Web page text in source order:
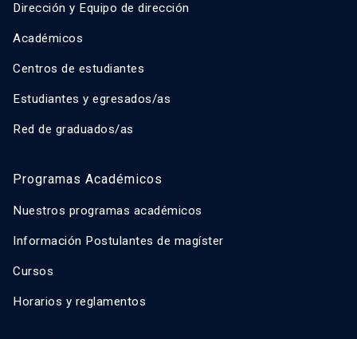
Dirección y Equipo de dirección
Académicos
Centros de estudiantes
Estudiantes y egresados/as
Red de graduados/as
Programas Académicos
Nuestros programas académicos
Información Postulantes de magíster
Cursos
Horarios y reglamentos